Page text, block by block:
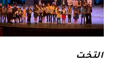
التخت